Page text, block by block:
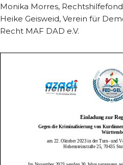
Monika Morres,
Heike Geisweid, Verein für
Recht MAF DAD e.V.